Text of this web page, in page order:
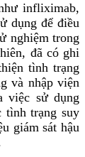
infliximab,
dụng để điều
nghiệm trong
đã có ghi
tình trạng
và nhập viện
việc sử dụng
trạng suy
giám sát hậu